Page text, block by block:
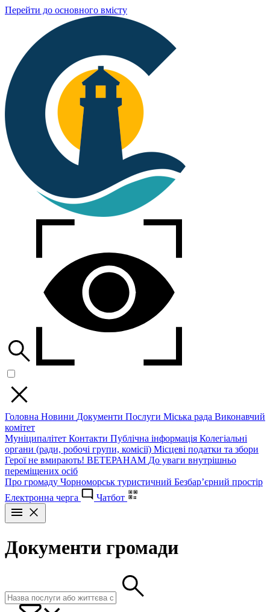
Перейти до основного вмісту
Головна Новини Документи Послуги Міська рада Виконавчий
комітет
Муніципалітет Контакти Публічна інформація Колегіальні
органи (ради, робочі групи, комісії) Місцеві податки та збори
Герої не вмирають! ВЕТЕРАНАМ До уваги внутрішньо
переміщених осіб
Про громаду Чорноморськ туристичний Безбар’єрний простір
Електронна черга
Чатбот
Документи громади